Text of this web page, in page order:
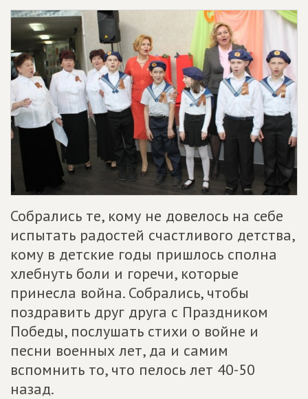
Собрались те, кому не довелось на себе
испытать радостей счастливого детства,
кому в детские годы пришлось сполна
хлебнуть боли и горечи, которые
принесла война. Собрались, чтобы
поздравить друг друга с Праздником
Победы, послушать стихи о войне и
песни военных лет, да и самим
вспомнить то, что пелось лет 40-50
назад.